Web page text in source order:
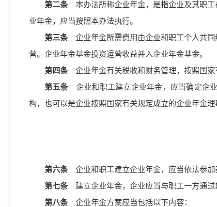
第二条本办法所称企业年金，是指企业及其职工
业年金，应当按照本办法执行。
第三条企业年金所需费用由企业和职工个人共同
营。企业年金基金投资运营收益并入企业年金基金。
第四条企业年金有关税收和财务管理，按照国家
第五条企业和职工建立企业年金，应当确定企业
构，也可以是企业按照国家有关规定成立的企业年金理
第六条企业和职工建立企业年金，应当依法参加
第七条建立企业年金，企业应当与职工一方通过
第八条企业年金方案应当包括以下内容：